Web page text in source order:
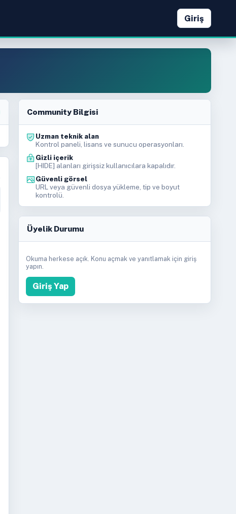
Giriş
Community Bilgisi
Uzman teknik alan
Kontrol paneli, lisans ve sunucu operasyonları.
Gizli içerik
[HIDE] alanları girişsiz kullanıcılara kapalıdır.
Güvenli görsel
URL veya güvenli dosya yükleme, tip ve boyut
kontrolü.
Üyelik Durumu
Okuma herkese açık. Konu açmak ve yanıtlamak için giriş
yapın.
Giriş Yap